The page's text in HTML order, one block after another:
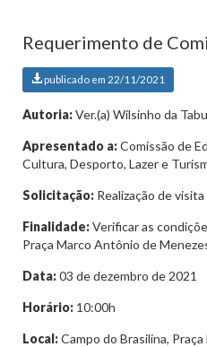
Requerimento de
publicado em 22/11/2021
Autoria:Ver.(a) Wilsinho da Tabu
Apresentado a:Comissão de
Cultura, Desporto, Lazer e
Solicitação: Realização de
Finalidade:Verificar as
Praça Marco Antônio de
Data:03 de dezembro de 2021
Horário: 10:00h
Local:Campo do Brasilina,